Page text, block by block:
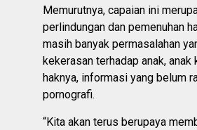
Memurutnya, capaian ini
perlindungan dan pemenuhan
masih banyak permasalahan
kekerasan terhadap anak,
haknya, informasi yang belum
pornografi.
“Kita akan terus berupaya